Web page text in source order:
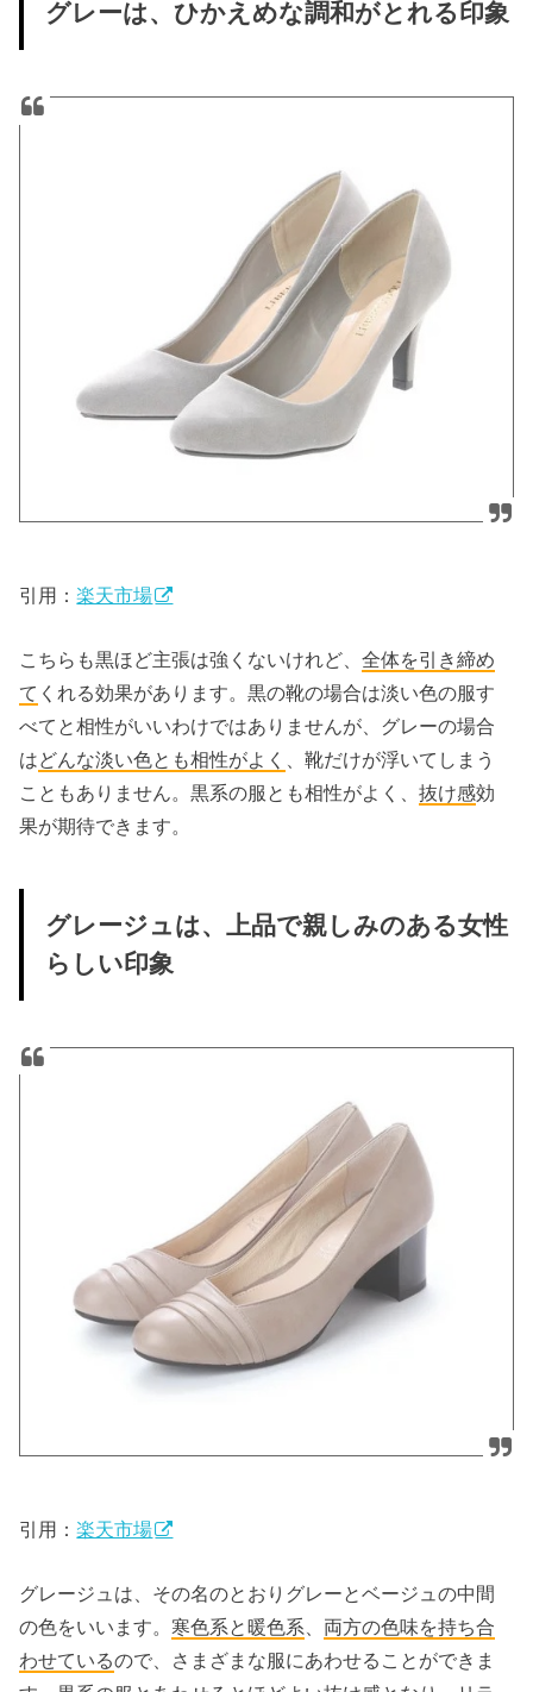
グレーは、ひかえめな調和がとれる印象
引用：楽天市場
こちらも黒ほど主張は強くないけれど、全体を引き締め
て くれる効果があります。黒の靴の場合は淡い色の服す
べてと相性がいいわけではありませんが、グレーの場合
はどんな淡い色とも相性がよく
、靴だけが浮いてしまう
こともありません。黒系の服とも相性がよく、抜け感効
果が期待できます。
グレージュは、上品で親しみのある女性
らしい印象
引用：楽天市場
グレージュは、その名のとおりグレーとベージュの中間
の色をいいます。 寒色系と暖色系
両方の色味を持ち合
わせているので、さまざまな服にあわせることができま